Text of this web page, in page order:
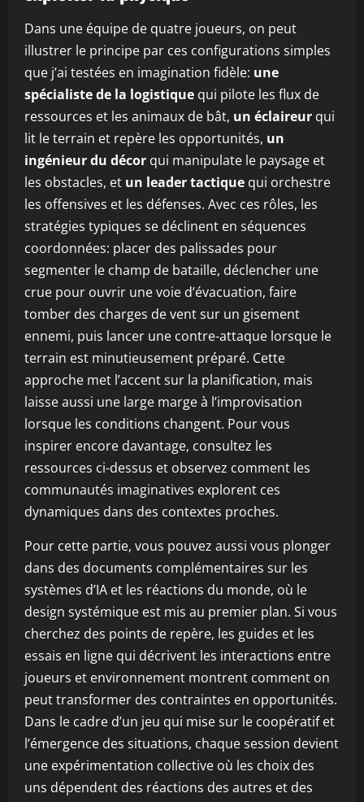
Dans une équipe de quatre joueurs, on peut
illustrer le principe par ces configurations simples
que j’ai testées en imagination fidèle: une
spécialiste de la logistique qui pilote les flux de
ressources et les animaux de bât, un éclaireur qui
lit le terrain et repère les opportunités, un
ingénieur du décor qui manipulate le paysage et
les obstacles, et un leader tactique qui orchestre
les offensives et les défenses. Avec ces rôles, les
stratégies typiques se déclinent en séquences
coordonnées: placer des palissades pour
segmenter le champ de bataille, déclencher une
crue pour ouvrir une voie d’évacuation, faire
tomber des charges de vent sur un gisement
ennemi, puis lancer une contre-attaque lorsque le
terrain est minutieusement préparé. Cette
approche met l’accent sur la planification, mais
laisse aussi une large marge à l’improvisation
lorsque les conditions changent. Pour vous
inspirer encore davantage, consultez les
ressources ci-dessus et observez comment les
communautés imaginatives explorent ces
dynamiques dans des contextes proches.
Pour cette partie, vous pouvez aussi vous plonger
dans des documents complémentaires sur les
systèmes d’IA et les réactions du monde, où le
design systémique est mis au premier plan. Si vous
cherchez des points de repère, les guides et les
essais en ligne qui décrivent les interactions entre
joueurs et environnement montrent comment on
peut transformer des contraintes en opportunités.
Dans le cadre d’un jeu qui mise sur le coopératif et
l’émergence des situations, chaque session devient
une expérimentation collective où les choix des
uns dépendent des réactions des autres et des